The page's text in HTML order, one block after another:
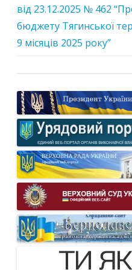
від 23.12.2025 № 462
бюджету Тягинської
9 місяців 2025 року”